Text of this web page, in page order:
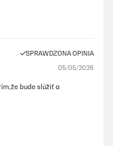
SPRAWDZONA OPINIA
05/05/2026
bude slúžiť a